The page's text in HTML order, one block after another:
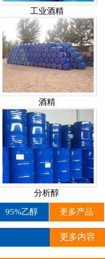
工业酒精
酒精
分析醇
95%乙醇 更多产品
更多内容